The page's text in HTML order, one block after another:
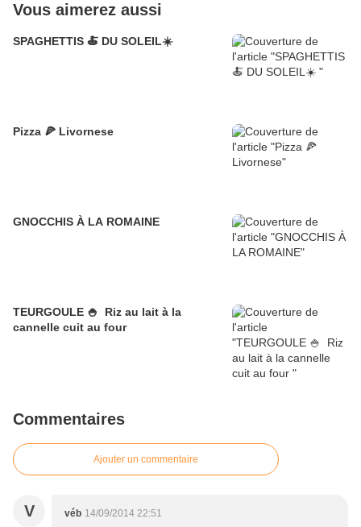
Vous aimerez aussi
SPAGHETTIS 🍝 DU SOLEIL☀️
Pizza 🍕 Livornese
GNOCCHIS À LA ROMAINE
TEURGOULE 🍚 Riz au lait à la
cannelle cuit au four
Commentaires
Ajouter un commentaire
V véb 14/09/2014 22:51